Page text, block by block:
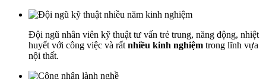
Đội ngũ nhân viên kỹ thuật tư vấn trẻ trung, năng động, nhiệt
huyết với công việc và rất nhiều kinh nghiệm trong lĩnh vựa
nội thất.